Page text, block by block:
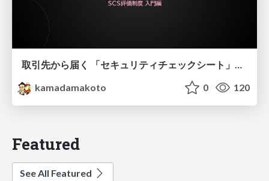
取引先から届く 「セキュリティチェックシート」の読み解き方
kamadamakoto
0 120
Featured
See All Featured